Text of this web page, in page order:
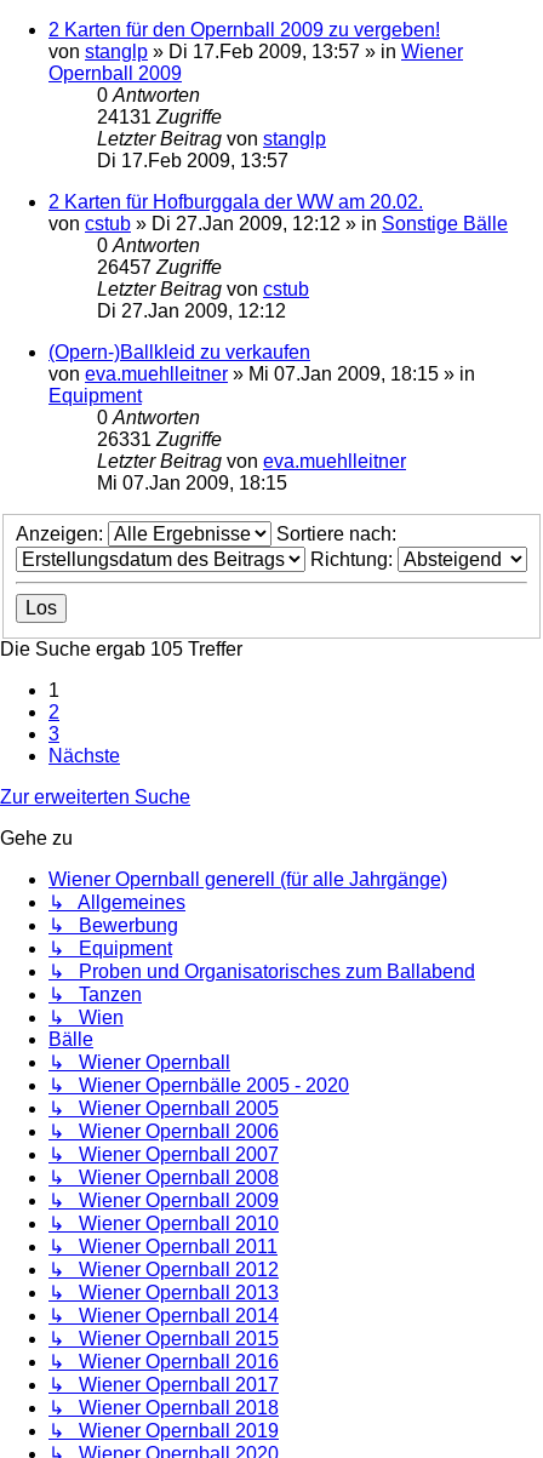
2 Karten für den Opernball 2009 zu vergeben!
von stanglp » Di 17.Feb 2009, 13:57 » in Wiener
Opernball 2009
0 Antworten
24131 Zugriffe
Letzter Beitrag von stanglp
Di 17.Feb 2009, 13:57
2 Karten für Hofburggala der WW am 20.02.
von cstub » Di 27.Jan 2009, 12:12 » in Sonstige Bälle
0 Antworten
26457 Zugriffe
Letzter Beitrag von cstub
Di 27.Jan 2009, 12:12
(Opern-)Ballkleid zu verkaufen
von eva.muehlleitner » Mi 07.Jan 2009, 18:15 » in
Equipment
0 Antworten
26331 Zugriffe
Letzter Beitrag von eva.muehlleitner
Mi 07.Jan 2009, 18:15
Anzeigen:
Sortiere nach:
Richtung:
Die Suche ergab 105 Treffer
1
2
3
Nächste
Zur erweiterten Suche
Gehe zu
Wiener Opernball generell (für alle Jahrgänge)
↳ Allgemeines
↳ Bewerbung
↳ Equipment
↳ Proben und Organisatorisches zum Ballabend
↳ Tanzen
↳ Wien
Bälle
↳ Wiener Opernball
↳ Wiener Opernbälle 2005 - 2020
↳ Wiener Opernball 2005
↳ Wiener Opernball 2006
↳ Wiener Opernball 2007
↳ Wiener Opernball 2008
↳ Wiener Opernball 2009
↳ Wiener Opernball 2010
↳ Wiener Opernball 2011
↳ Wiener Opernball 2012
↳ Wiener Opernball 2013
↳ Wiener Opernball 2014
↳ Wiener Opernball 2015
↳ Wiener Opernball 2016
↳ Wiener Opernball 2017
↳ Wiener Opernball 2018
↳ Wiener Opernball 2019